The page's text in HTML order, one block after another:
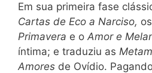
Em sua primeira fase
Cartas de Eco a Narciso,
Primavera e o Amor e
íntima; e traduziu as
Amores de Ovídio.